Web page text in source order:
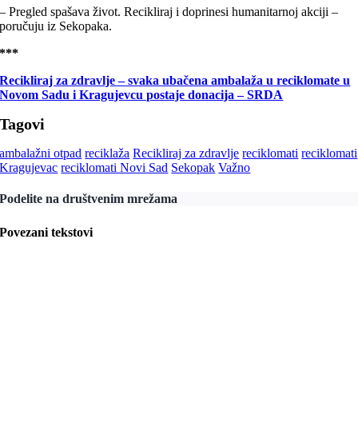
– Pregled spašava život. Recikliraj i doprinesi humanitarnoj akciji –
poručuju iz Sekopaka.
***
Recikliraj za zdravlje – svaka ubačena ambalaža u reciklomate u
Novom Sadu i Kragujevcu postaje donacija – SRDA
Tagovi
ambalažni otpad reciklaža Recikliraj za zdravlje reciklomati reciklomati
Kragujevac reciklomati Novi Sad Sekopak Važno
Podelite na društvenim mrežama
Povezani tekstovi